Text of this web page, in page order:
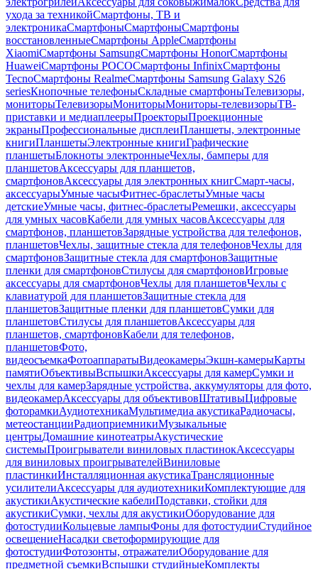
ухода за техникойСмартфоны, ТВ и
электроникаСмартфоныСмартфоныСмартфоны
восстановленныеСмартфоны AppleСмартфоны
XiaomiСмартфоны SamsungСмартфоны HonorСмартфоны
HuaweiСмартфоны POCOСмартфоны InfinixСмартфоны
TecnoСмартфоны RealmeСмартфоны Samsung Galaxy S26
seriesКнопочные телефоныСкладные смартфоныТелевизоры,
мониторыТелевизорыМониторыМониторы-телевизорыТВ-
приставки и медиаплеерыПроекторыПроекционные
экраныПрофессиональные дисплеиПланшеты, электронные
книгиПланшетыЭлектронные книгиГрафические
планшетыБлокноты электронныеЧехлы, бамперы для
планшетовАксессуары для планшетов,
смартфоновАксессуары для электронных книгСмарт-часы,
аксессуарыУмные часыФитнес-браслетыУмные часы
детскиеУмные часы, фитнес-браслетыРемешки, аксессуары
для умных часовКабели для умных часовАксессуары для
смартфонов, планшетовЗарядные устройства для телефонов,
планшетовЧехлы, защитные стекла для телефоновЧехлы для
смартфоновЗащитные стекла для смартфоновЗащитные
пленки для смартфоновСтилусы для смартфоновИгровые
аксессуары для смартфоновЧехлы для планшетовЧехлы с
клавиатурой для планшетовЗащитные стекла для
планшетовЗащитные пленки для планшетовСумки для
планшетовСтилусы для планшетовАксессуары для
планшетов, смартфоновКабели для телефонов,
планшетовФото,
видеосъемкаФотоаппаратыВидеокамерыЭкшн-камерыКарты
памятиОбъективыВспышкиАксессуары для камерСумки и
чехлы для камерЗарядные устройства, аккумуляторы для фото,
видеокамерАксессуары для объективовШтативыЦифровые
фоторамкиАудиотехникаМультимедиа акустикаРадиочасы,
метеостанцииРадиоприемникиМузыкальные
центрыДомашние кинотеатрыАкустические
системыПроигрыватели виниловых пластинокАксессуары
для виниловых проигрывателейВиниловые
пластинкиИнсталляционная акустикаТрансляционные
усилителиАксессуары для аудиотехникиКомплектующие для
акустикиАкустические кабелиПодставки, стойки для
акустикиСумки, чехлы для акустикиОборудование для
фотостудииКольцевые лампыФоны для фотостудииСтудийное
освещениеНасадки светоформирующие для
фотостудииФотозонты, отражателиОборудование для
предметной съемкиВспышки студийныеКомплекты